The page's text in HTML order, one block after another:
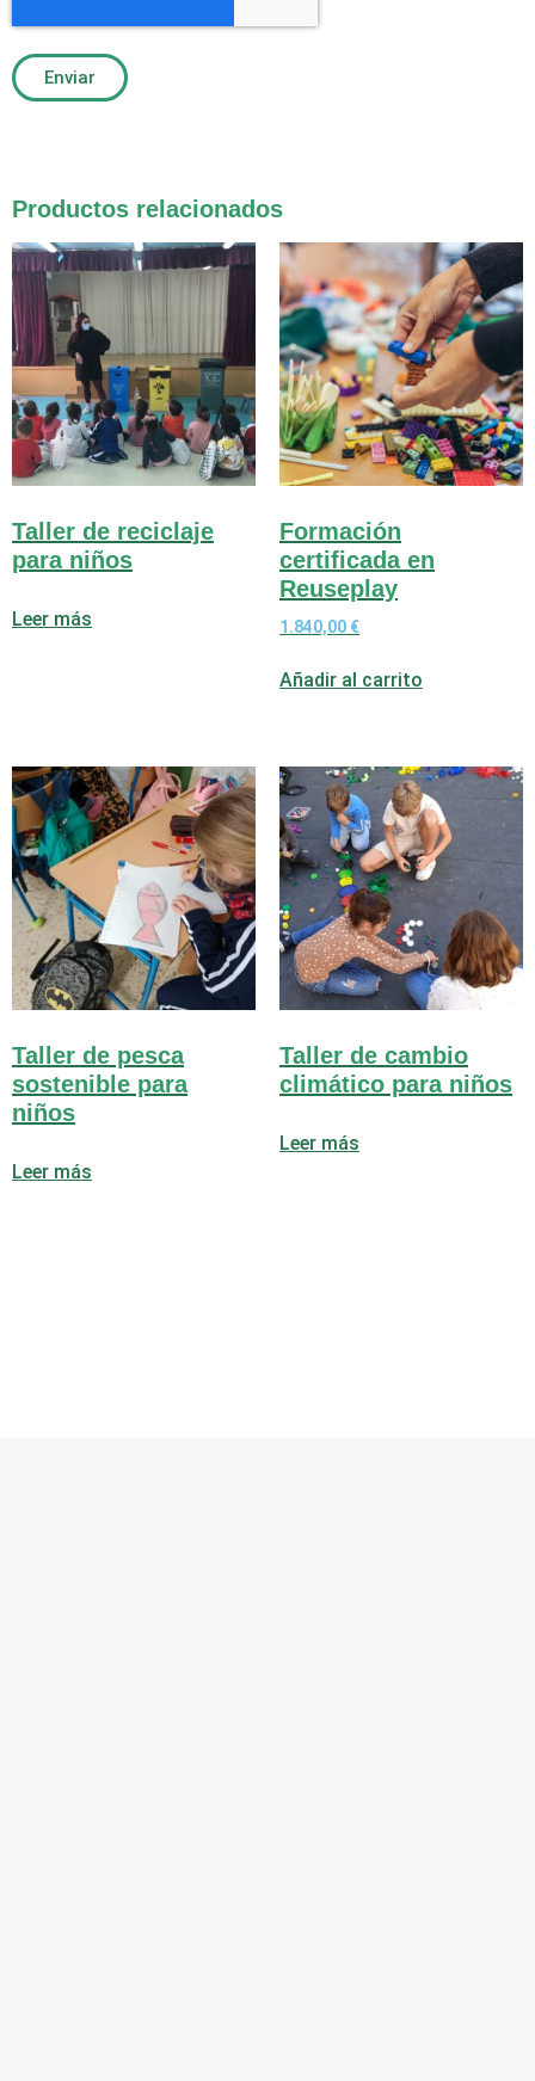
Enviar
Productos relacionados
Taller de reciclaje
para niños
Leer más
Formación
certificada en
Reuseplay
1.840,00 €
Añadir al carrito
Taller de pesca
sostenible para
niños
Leer más
Taller de cambio
climático para niños
Leer más